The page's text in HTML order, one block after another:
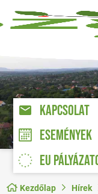
KAPCSOLAT
ESEMÉNYEK
EU
Kezdőlap Hírek